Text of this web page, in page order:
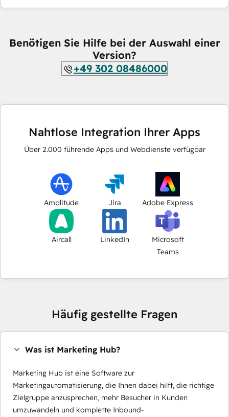
Benötigen Sie Hilfe bei der Auswahl einer
Version?
+49 302 08486000
Nahtlose Integration Ihrer Apps
Über 2.000 führende Apps und Webdienste verfügbar
Amplitude Jira Adobe Express
Aircall LinkedIn
Microsoft
Teams
Häufig gestellte Fragen
Was ist Marketing Hub?
Marketing Hub ist eine Software zur
Marketingautomatisierung, die Ihnen dabei hilft, die richtige
Zielgruppe anzusprechen, mehr Besucher in Kunden
umzuwandeln und komplette Inbound-